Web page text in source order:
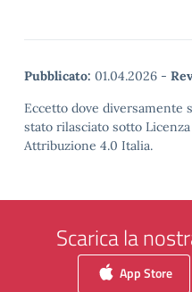
Pubblicato: 01.04.2026 -
Eccetto dove diversamente
stato rilasciato sotto
Attribuzione 4.0 Italia.
Scarica la
App Store